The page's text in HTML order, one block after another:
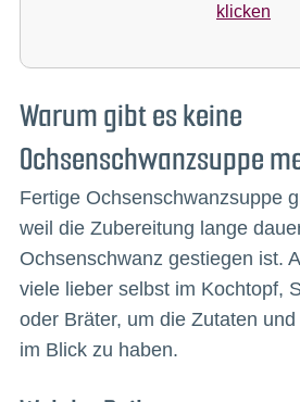
klicken
Warum gibt es keine
Ochsenschwanzsuppe
Fertige Ochsenschwanzsuppe
weil die Zubereitung lange
Ochsenschwanz gestiegen ist.
viele lieber selbst im Kochtopf,
oder Bräter, um die Zutaten
im Blick zu haben.